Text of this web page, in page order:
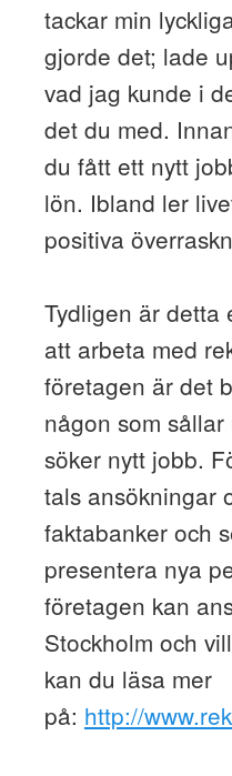
tackar min
gjorde det; lade
vad jag kunde i
det du med.
du fått ett nytt
lön. Ibland ler
positiva
Tydligen är detta
att arbeta med
företagen är det
någon som
söker nytt jobb.
tals ansökningar
faktabanker och
presentera nya
företagen kan
Stockholm och
kan du läsa mer
på: http://